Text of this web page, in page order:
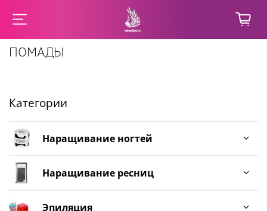
ПОМАДЫ
Категории
Наращивание ногтей
Наращивание ресниц
Эпиляция